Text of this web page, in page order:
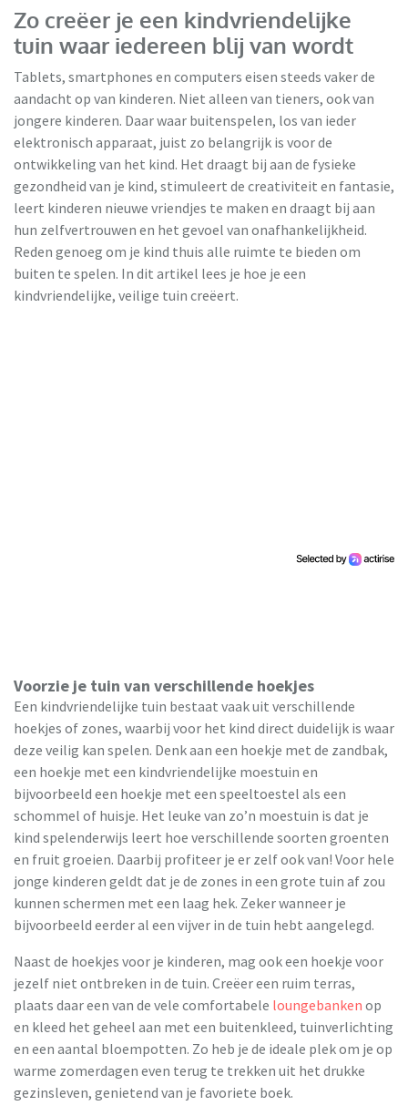
Zo creëer je een kindvriendelijke
tuin waar iedereen blij van wordt
Tablets, smartphones en computers eisen steeds vaker de
aandacht op van kinderen. Niet alleen van tieners, ook van
jongere kinderen. Daar waar buitenspelen, los van ieder
elektronisch apparaat, juist zo belangrijk is voor de
ontwikkeling van het kind. Het draagt bij aan de fysieke
gezondheid van je kind, stimuleert de creativiteit en fantasie,
leert kinderen nieuwe vriendjes te maken en draagt bij aan
hun zelfvertrouwen en het gevoel van onafhankelijkheid.
Reden genoeg om je kind thuis alle ruimte te bieden om
buiten te spelen. In dit artikel lees je hoe je een
kindvriendelijke, veilige tuin creëert.
Voorzie je tuin van verschillende hoekjes
Een kindvriendelijke tuin bestaat vaak uit verschillende
hoekjes of zones, waarbij voor het kind direct duidelijk is waar
deze veilig kan spelen. Denk aan een hoekje met de zandbak,
een hoekje met een kindvriendelijke moestuin en
bijvoorbeeld een hoekje met een speeltoestel als een
schommel of huisje. Het leuke van zo’n moestuin is dat je
kind spelenderwijs leert hoe verschillende soorten groenten
en fruit groeien. Daarbij profiteer je er zelf ook van! Voor hele
jonge kinderen geldt dat je de zones in een grote tuin af zou
kunnen schermen met een laag hek. Zeker wanneer je
bijvoorbeeld eerder al een vijver in de tuin hebt aangelegd.
Naast de hoekjes voor je kinderen, mag ook een hoekje voor
jezelf niet ontbreken in de tuin. Creëer een ruim terras,
plaats daar een van de vele comfortabele loungebanken op
en kleed het geheel aan met een buitenkleed, tuinverlichting
en een aantal bloempotten. Zo heb je de ideale plek om je op
warme zomerdagen even terug te trekken uit het drukke
gezinsleven, genietend van je favoriete boek.